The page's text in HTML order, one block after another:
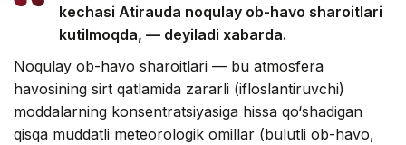
kechasi Atirauda noqulay ob-havo sharoitlari
kutilmoqda, — deyiladi xabarda.
Noqulay ob-havo sharoitlari — bu atmosfera
havosining sirt qatlamida zararli (ifloslantiruvchi)
moddalarning konsentratsiyasiga hissa qo‘shadigan
qisqa muddatli meteorologik omillar (bulutli ob-havo,